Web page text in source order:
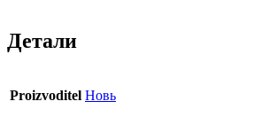
Детали
Proizvoditel Новь